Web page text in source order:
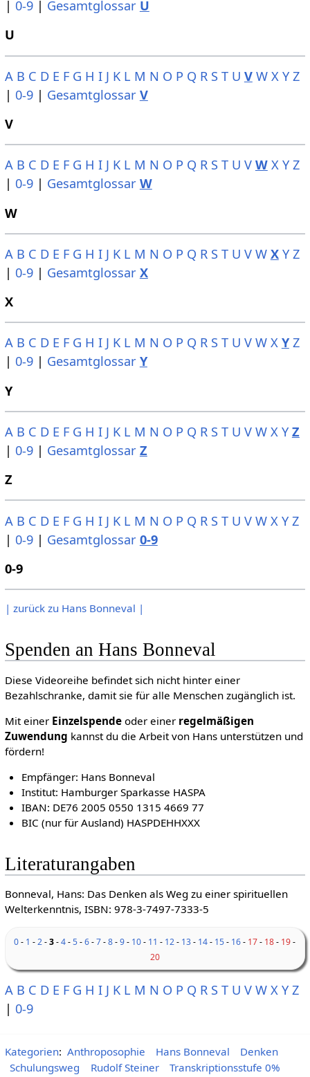
| 0-9| Gesamtglossar U
U
A B C D E F G H I J K L M N O P Q R S T U V W X Y Z
| 0-9| Gesamtglossar V
V
A B C D E F G H I J K L M N O P Q R S T U V W X Y Z
| 0-9| Gesamtglossar W
W
A B C D E F G H I J K L M N O P Q R S T U V W X Y Z
| 0-9| Gesamtglossar X
X
A B C D E F G H I J K L M N O P Q R S T U V W X Y Z
| 0-9| Gesamtglossar Y
Y
A B C D E F G H I J K L M N O P Q R S T U V W X Y Z
| 0-9| Gesamtglossar Z
Z
A B C D E F G H I J K L M N O P Q R S T U V W X Y Z
| 0-9| Gesamtglossar 0-9
0-9
| zurück zu Hans Bonneval |
Spenden an Hans Bonneval
Diese Videoreihe befindet sich nicht hinter einer
Bezahlschranke, damit sie für alle Menschen zugänglich ist.
Mit einer Einzelspendeoder einer regelmäßigen
Zuwendung kannst du die Arbeit von Hans unterstützen und
fördern!
Empfänger: Hans Bonneval
Institut: Hamburger Sparkasse HASPA
IBAN: DE76 2005 0550 1315 4669 77
BIC (nur für Ausland) HASPDEHHXXX
Literaturangaben
Bonneval, Hans: Das Denken als Weg zu einer spirituellen
Welterkenntnis, ISBN: 978-3-7497-7333-5
0- 1 -2-3-4-5-6-7-8-9- 10- 11 - 12- 13- 14- 15- 16- 17- 18- 19-
20
A B C D E F G H I J K L M N O P Q R S T U V W X Y Z
| 0-9
Kategorien: Anthroposophie Hans Bonneval
Denken
Schulungsweg
Rudolf Steiner
Transkriptionsstufe 0%